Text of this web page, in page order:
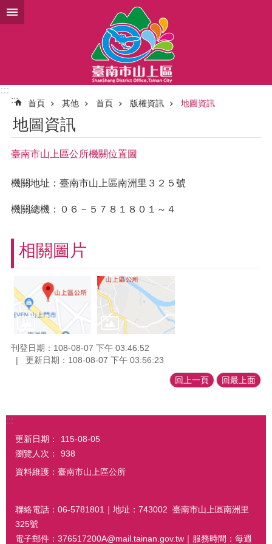
跳到主要內容區塊
:::
:::
首頁 其他 首頁 版權資訊 地圖資訊
地圖資訊
臺南市山上區公所機關位置圖
機關地址：臺南市山上區南洲里３２５號
機關總機：０６－５７８１８０１～４
相關圖片
刊登日期：108-08-07 下午 03:46:52
更新日期：108-08-07 下午 03:56:23
回上一頁 回最上面
:::
更新日期：
115-08-05
瀏覽人次：
938
資料維護：臺南市山上區公所
聯絡電話：06-5781801｜地址：743002 臺南市山上區南洲里
325號
電子郵件：376517200A@mail.tainan.gov.tw｜服務時間：每週